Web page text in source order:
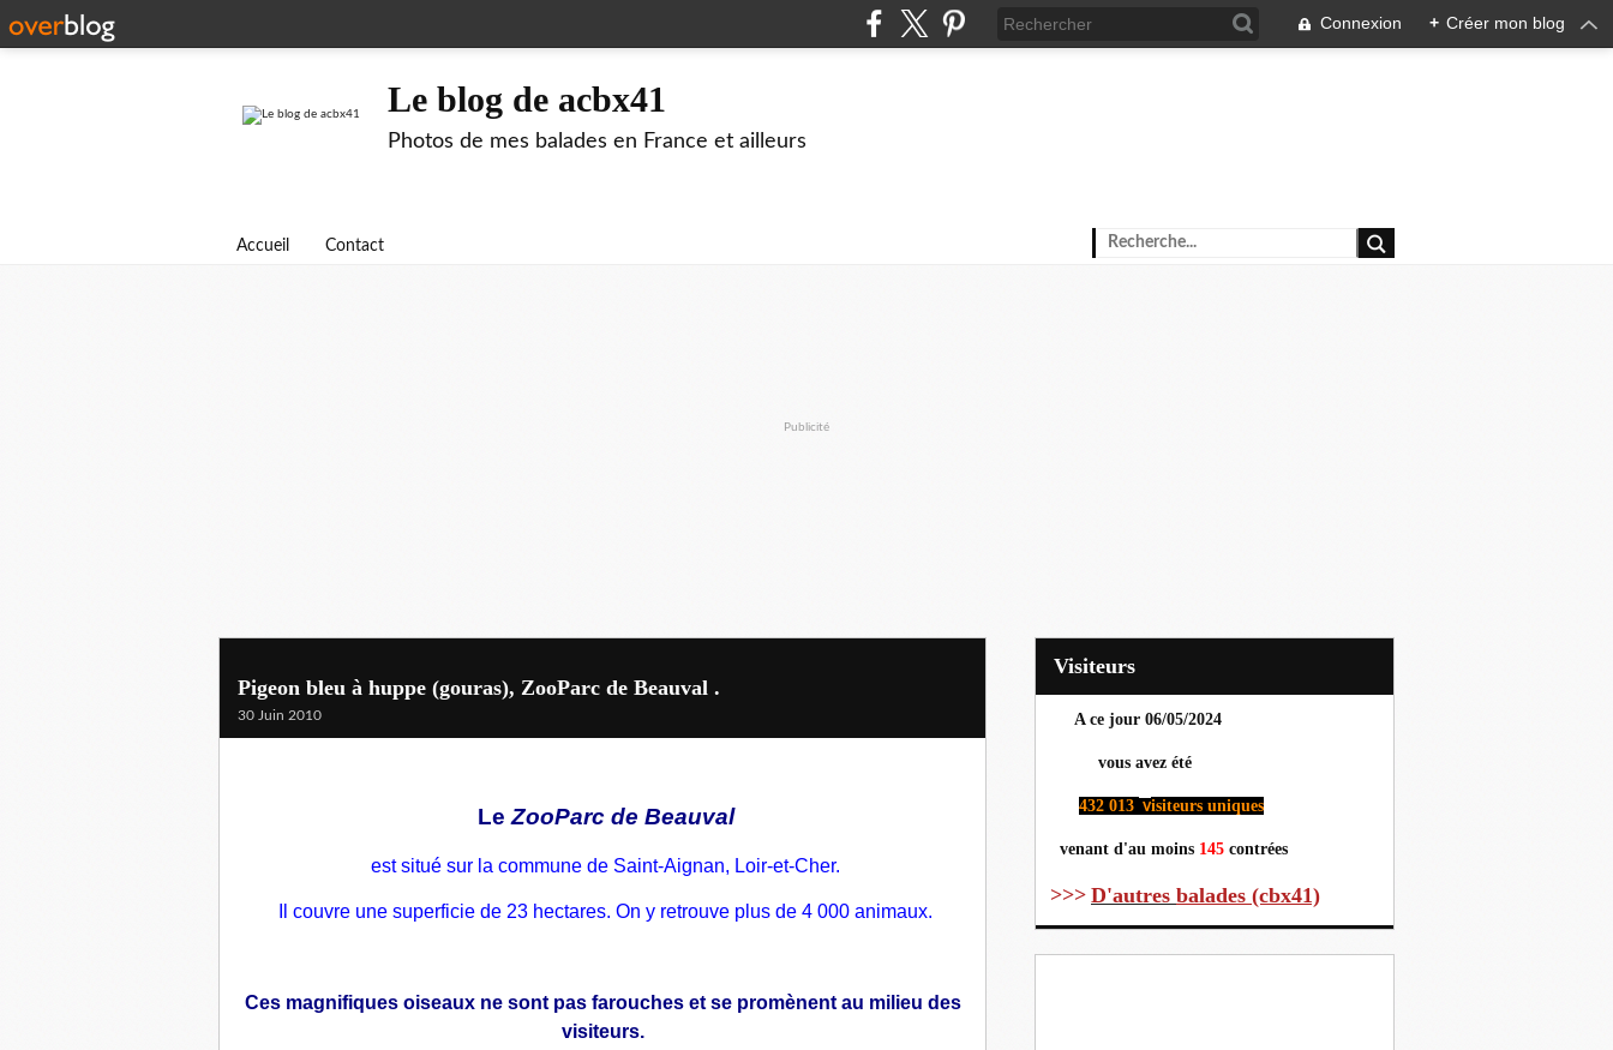
Connexion + Créer mon blog
Le blog de acbx41
Photos de mes balades en France et ailleurs
Accueil Contact
Publicité
Pigeon bleu à huppe (gouras), ZooParc de Beauval .
30 Juin 2010
LeZooParc de Beauval
est situé sur la commune de Saint-Aignan, Loir-et-Cher.
Il couvre une superficie de 23 hectares. On y retrouve plus de 4 000 animaux.
Ces magnifiques oiseaux ne sont pas farouches et se promènent au milieu des
visiteurs.
Visiteurs
A ce jour 06/05/2024
vous avez été
432 013 visiteurs uniques
venant d'au moins 145 contrées
>>> D'autres balades (cbx41)